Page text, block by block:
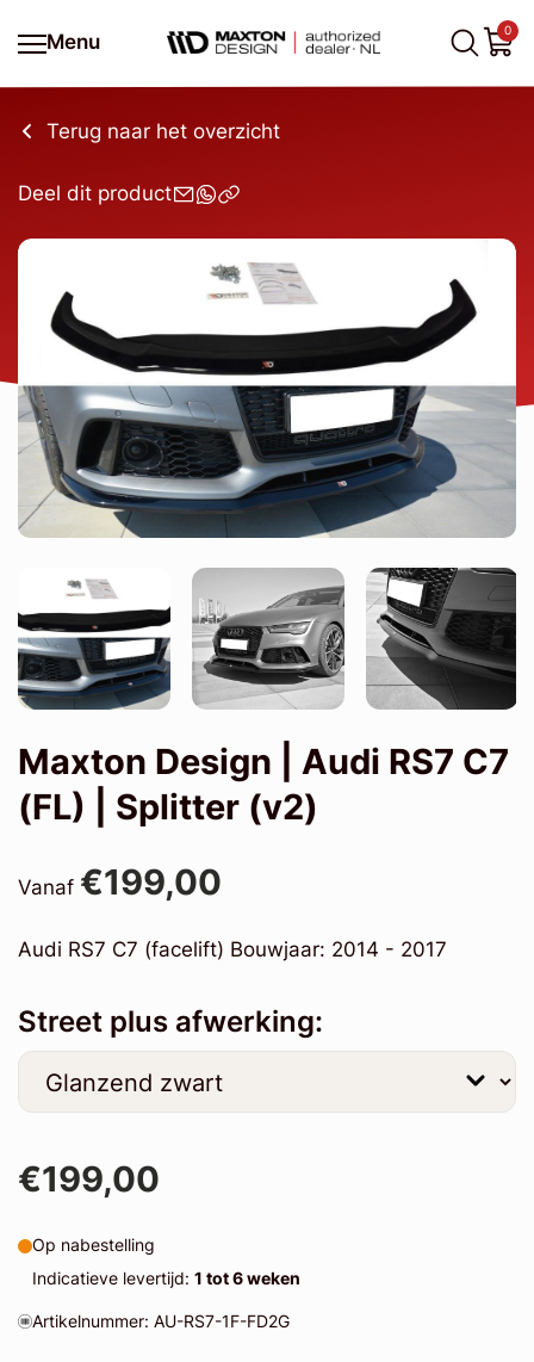
Menu
0
Terug naar het overzicht
Deel dit product
Maxton Design | Audi RS7 C7
(FL) | Splitter (v2)
Vanaf €199,00
Audi RS7 C7 (facelift) Bouwjaar: 2014 - 2017
Street plus afwerking:
€199,00
Op nabestelling
Indicatieve levertijd: 1 tot 6 weken
Artikelnummer: AU-RS7-1F-FD2G